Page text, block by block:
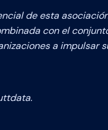
de esta
con el
a impulsar